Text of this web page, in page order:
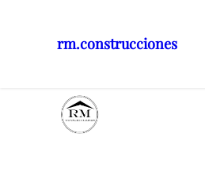
contenido
rm.construcciones